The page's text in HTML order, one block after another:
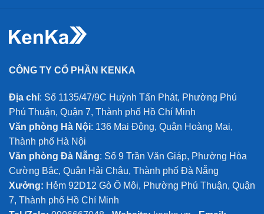
CÔNG TY CỔ PHẦN KENKA
Địa chỉ: Số 1135/47/9C Huỳnh Tấn Phát, Phường Phú
Phú Thuận, Quận 7, Thành phố Hồ Chí Minh
Văn phòng Hà Nội: 136 Mai Động, Quận Hoàng Mai,
Thành phố Hà Nội
Văn phòng Đà Nẵng: Số 9 Trần Văn Giáp, Phường Hòa
Cường Bắc, Quận Hải Châu, Thành phố Đà Nẵng
Xưởng: Hẻm 92D12 Gò Ô Môi, Phường Phú Thuận, Quận
7, Thành phố Hồ Chí Minh